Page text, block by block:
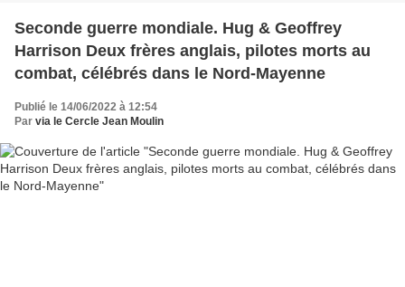
Seconde guerre mondiale. Hug & Geoffrey
Harrison Deux frères anglais, pilotes morts au
combat, célébrés dans le Nord-Mayenne
Publié le 14/06/2022 à 12:54
Par via le Cercle Jean Moulin